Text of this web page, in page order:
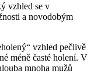
vzhled se v
a novodobým
vzhled pečlivě
méně časté holení. V
mnoha mužů